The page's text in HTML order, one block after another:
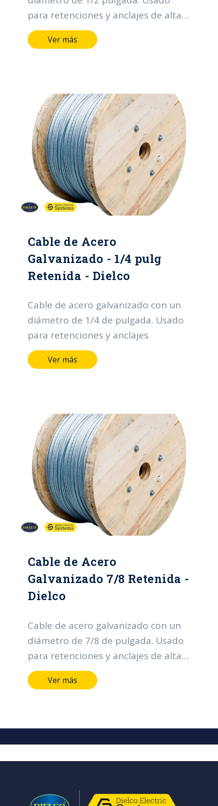
para retenciones y anclajes de alta
resistencia.
Ver más
Cable de Acero
Galvanizado - 1/4 pulg
Retenida - Dielco
Cable de acero galvanizado con un
diámetro de 1/4 de pulgada. Usado
para retenciones y anclajes.
Ver más
Cable de Acero
Galvanizado 7/8 Retenida -
Dielco
Cable de acero galvanizado con un
diámetro de 7/8 de pulgada. Usado
para retenciones y anclajes de alta
resistencia.
Ver más